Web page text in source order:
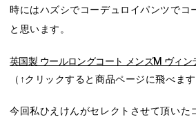
時にはハズシでコーデュロイパンツでコ
と思います。
英国製 ウールロングコート メンズM ヴィン
（↑クリックすると商品ページに飛べます
今回私ひえけんがセレクトさせて頂いた